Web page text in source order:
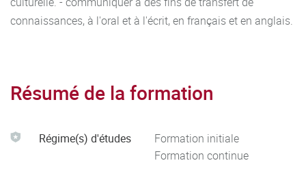
connaissances, à l'oral et à l'écrit, en français et en anglais.
Résumé de la formation
Régime(s) d'études
Formation initiale
Formation continue